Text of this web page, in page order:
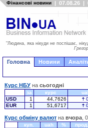
Фінансові новини | 07.08.26 |
"Людина, яка нікуди не поспішає,
Головна Новини
Курс НБУ на сьогодні
за курс
USD
1 44,7626
EUR
1 51,6717
Курс обміну валют на вчора ,
куп. uah % прод.